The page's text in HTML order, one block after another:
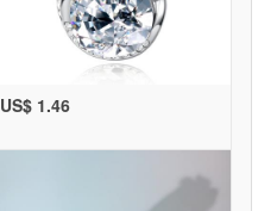
US$ 1.46